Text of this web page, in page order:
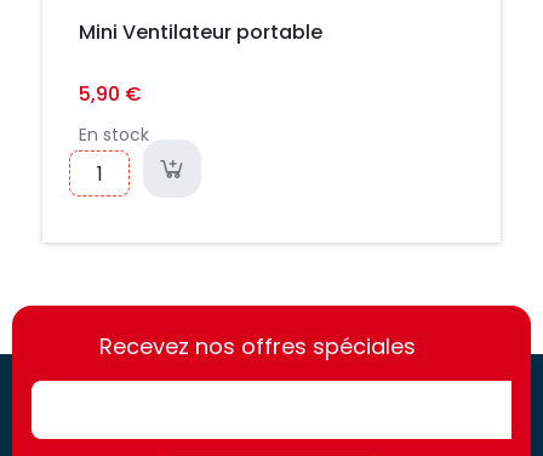
Mini Ventilateur portable
5,90 €
En stock
https://france-
access.fr
https://france-
access.fr
Recevez nos offres spéciales